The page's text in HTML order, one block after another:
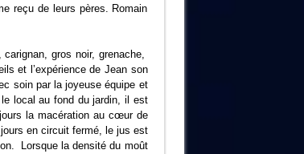
reçu de leurs pères. Romain
gros noir, grenache,
et l’expérience de Jean son
soin par la joyeuse équipe et
local au fond du jardin, il est
la macération au cœur de
en circuit fermé, le jus est
Lorsque la densité du moût